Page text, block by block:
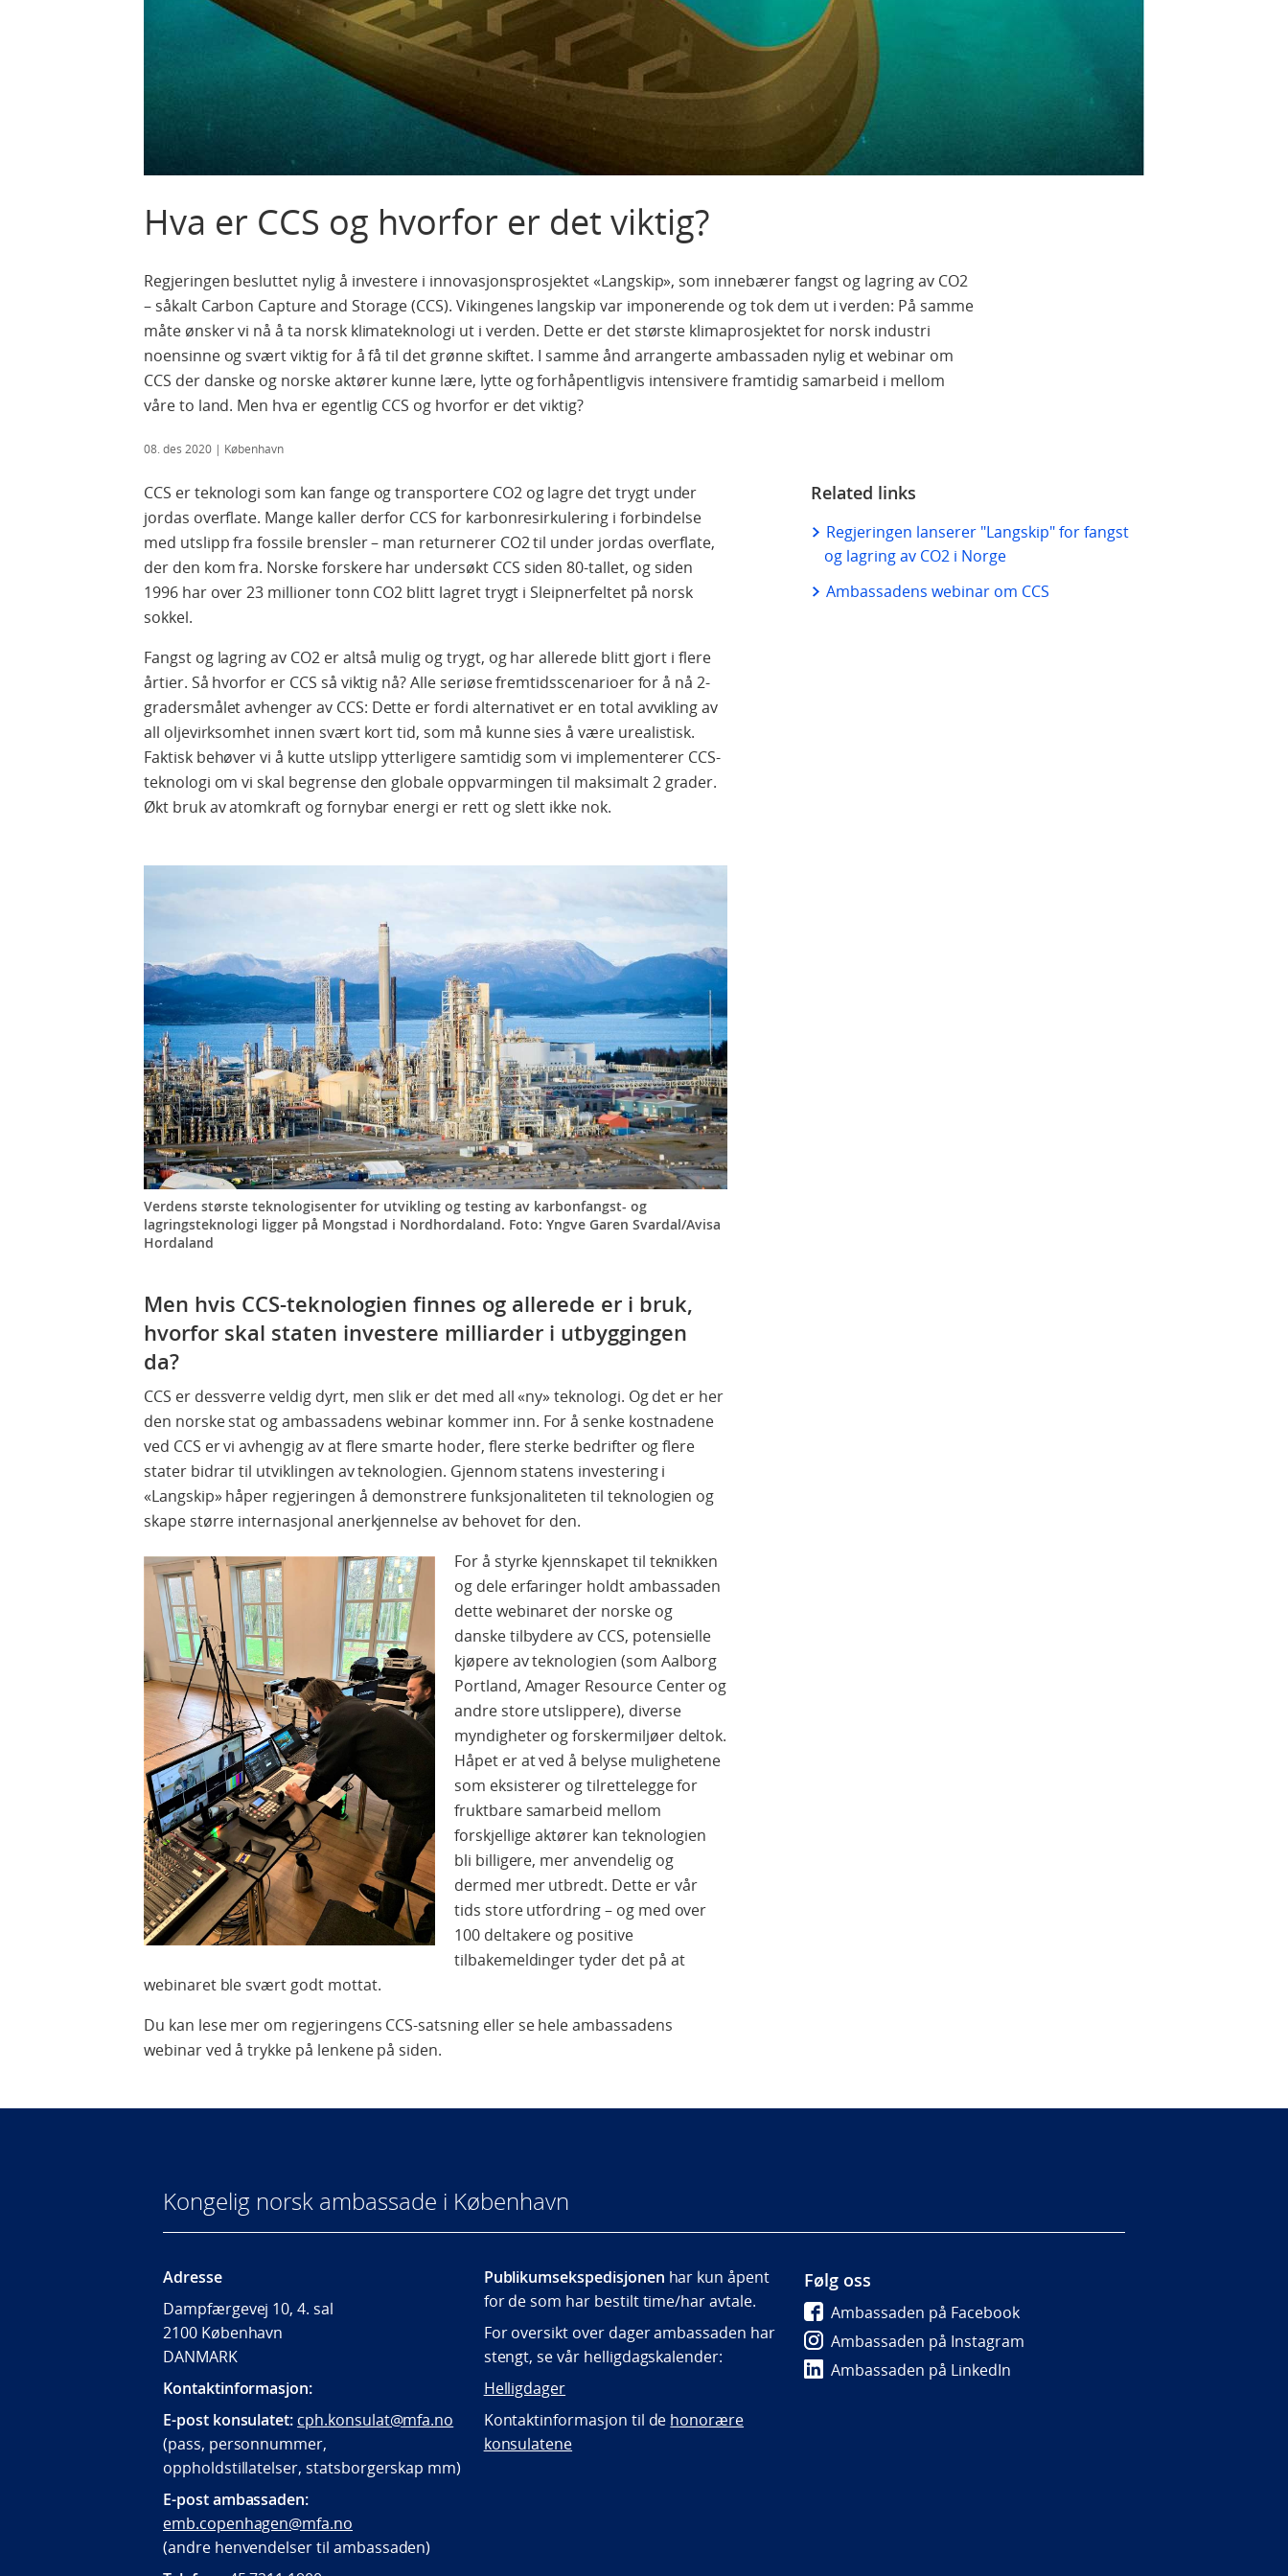
Hva er CCS og hvorfor er det viktig?
Regjeringen besluttet nylig å investere i innovasjonsprosjektet «Langskip», som innebærer fangst og lagring av CO2
– såkalt Carbon Capture and Storage (CCS). Vikingenes langskip var imponerende og tok dem ut i verden: På samme
måte ønsker vi nå å ta norsk klimateknologi ut i verden. Dette er det største klimaprosjektet for norsk industri
noensinne og svært viktig for å få til det grønne skiftet. I samme ånd arrangerte ambassaden nylig et webinar om
CCS der danske og norske aktører kunne lære, lytte og forhåpentligvis intensivere framtidig samarbeid i mellom
våre to land. Men hva er egentlig CCS og hvorfor er det viktig?
08. des 2020 | København
CCS er teknologi som kan fange og transportere CO2 og lagre det trygt under
jordas overflate. Mange kaller derfor CCS for karbonresirkulering i forbindelse
med utslipp fra fossile brensler – man returnerer CO2 til under jordas overflate,
der den kom fra. Norske forskere har undersøkt CCS siden 80-tallet, og siden
1996 har over 23 millioner tonn CO2 blitt lagret trygt i Sleipnerfeltet på norsk
sokkel.
Fangst og lagring av CO2 er altså mulig og trygt, og har allerede blitt gjort i flere
årtier. Så hvorfor er CCS så viktig nå? Alle seriøse fremtidsscenarioer for å nå 2-
gradersmålet avhenger av CCS: Dette er fordi alternativet er en total avvikling av
all oljevirksomhet innen svært kort tid, som må kunne sies å være urealistisk.
Faktisk behøver vi å kutte utslipp ytterligere samtidig som vi implementerer CCS-
teknologi om vi skal begrense den globale oppvarmingen til maksimalt 2 grader.
Økt bruk av atomkraft og fornybar energi er rett og slett ikke nok.
Verdens største teknologisenter for utvikling og testing av karbonfangst- og
lagringsteknologi ligger på Mongstad i Nordhordaland. Foto: Yngve Garen Svardal/Avisa
Hordaland
Men hvis CCS-teknologien finnes og allerede er i bruk,
hvorfor skal staten investere milliarder i utbyggingen
da?
CCS er dessverre veldig dyrt, men slik er det med all «ny» teknologi. Og det er her
den norske stat og ambassadens webinar kommer inn. For å senke kostnadene
ved CCS er vi avhengig av at flere smarte hoder, flere sterke bedrifter og flere
stater bidrar til utviklingen av teknologien. Gjennom statens investering i
«Langskip» håper regjeringen å demonstrere funksjonaliteten til teknologien og
skape større internasjonal anerkjennelse av behovet for den.
For å styrke kjennskapet til teknikken
og dele erfaringer holdt ambassaden
dette webinaret der norske og
danske tilbydere av CCS, potensielle
kjøpere av teknologien (som Aalborg
Portland, Amager Resource Center og
andre store utslippere), diverse
myndigheter og forskermiljøer deltok.
Håpet er at ved å belyse mulighetene
som eksisterer og tilrettelegge for
fruktbare samarbeid mellom
forskjellige aktører kan teknologien
bli billigere, mer anvendelig og
dermed mer utbredt. Dette er vår
tids store utfordring – og med over
100 deltakere og positive
tilbakemeldinger tyder det på at
webinaret ble svært godt mottat.
Du kan lese mer om regjeringens CCS-satsning eller se hele ambassadens
webinar ved å trykke på lenkene på siden.
Related links
Regjeringen lanserer "Langskip" for fangst
og lagring av CO2 i Norge
Ambassadens webinar om CCS
Kongelig norsk ambassade i København
Adresse
Dampfærgevej 10, 4. sal
2100 København
DANMARK
Kontaktinformasjon:
E-post konsulatet: cph.konsulat@mfa.no
(pass, personnummer,
oppholdstillatelser, statsborgerskap mm)
E-post ambassaden:
emb.copenhagen@mfa.no
(andre henvendelser til ambassaden)
Publikumsekspedisjonen har kun åpent
for de som har bestilt time/har avtale.
For oversikt over dager ambassaden har
stengt, se vår helligdagskalender:
Helligdager
Kontaktinformasjon til de honorære
konsulatene
Følg oss
Ambassaden på Facebook
Ambassaden på Instagram
Ambassaden på LinkedIn